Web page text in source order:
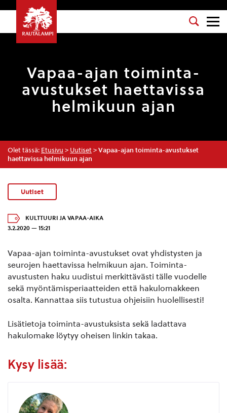
Vapaa-ajan toiminta-
avustukset haettavissa
helmikuun ajan
Olet tässä: Etusivu > Uutiset > Vapaa-ajan toiminta-avustukset
haettavissa helmikuun ajan
Uutiset
KULTTUURI JA VAPAA-AIKA
3.2.2020 — 15:21
Vapaa-ajan toiminta-avustukset ovat yhdistysten ja
seurojen haettavissa helmikuun ajan. Toiminta-
avustusten haku uudistui merkittävästi tälle vuodelle
sekä myöntämisperiaatteiden että hakulomakkeen
osalta. Kannattaa siis tutustua ohjeisiin huolellisesti!
Lisätietoja toiminta-avustuksista sekä ladattava
hakulomake löytyy oheisen linkin takaa.
Kysy lisää: